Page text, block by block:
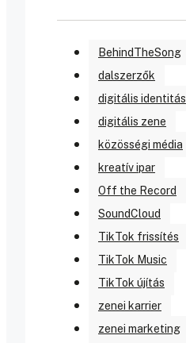
BehindTheSong
dalszerzők
digitális identitás
digitális zene
közösségi média
kreatív ipar
Off the Record
SoundCloud
TikTok frissítés
TikTok Music
TikTok újítás
zenei karrier
zenei marketing